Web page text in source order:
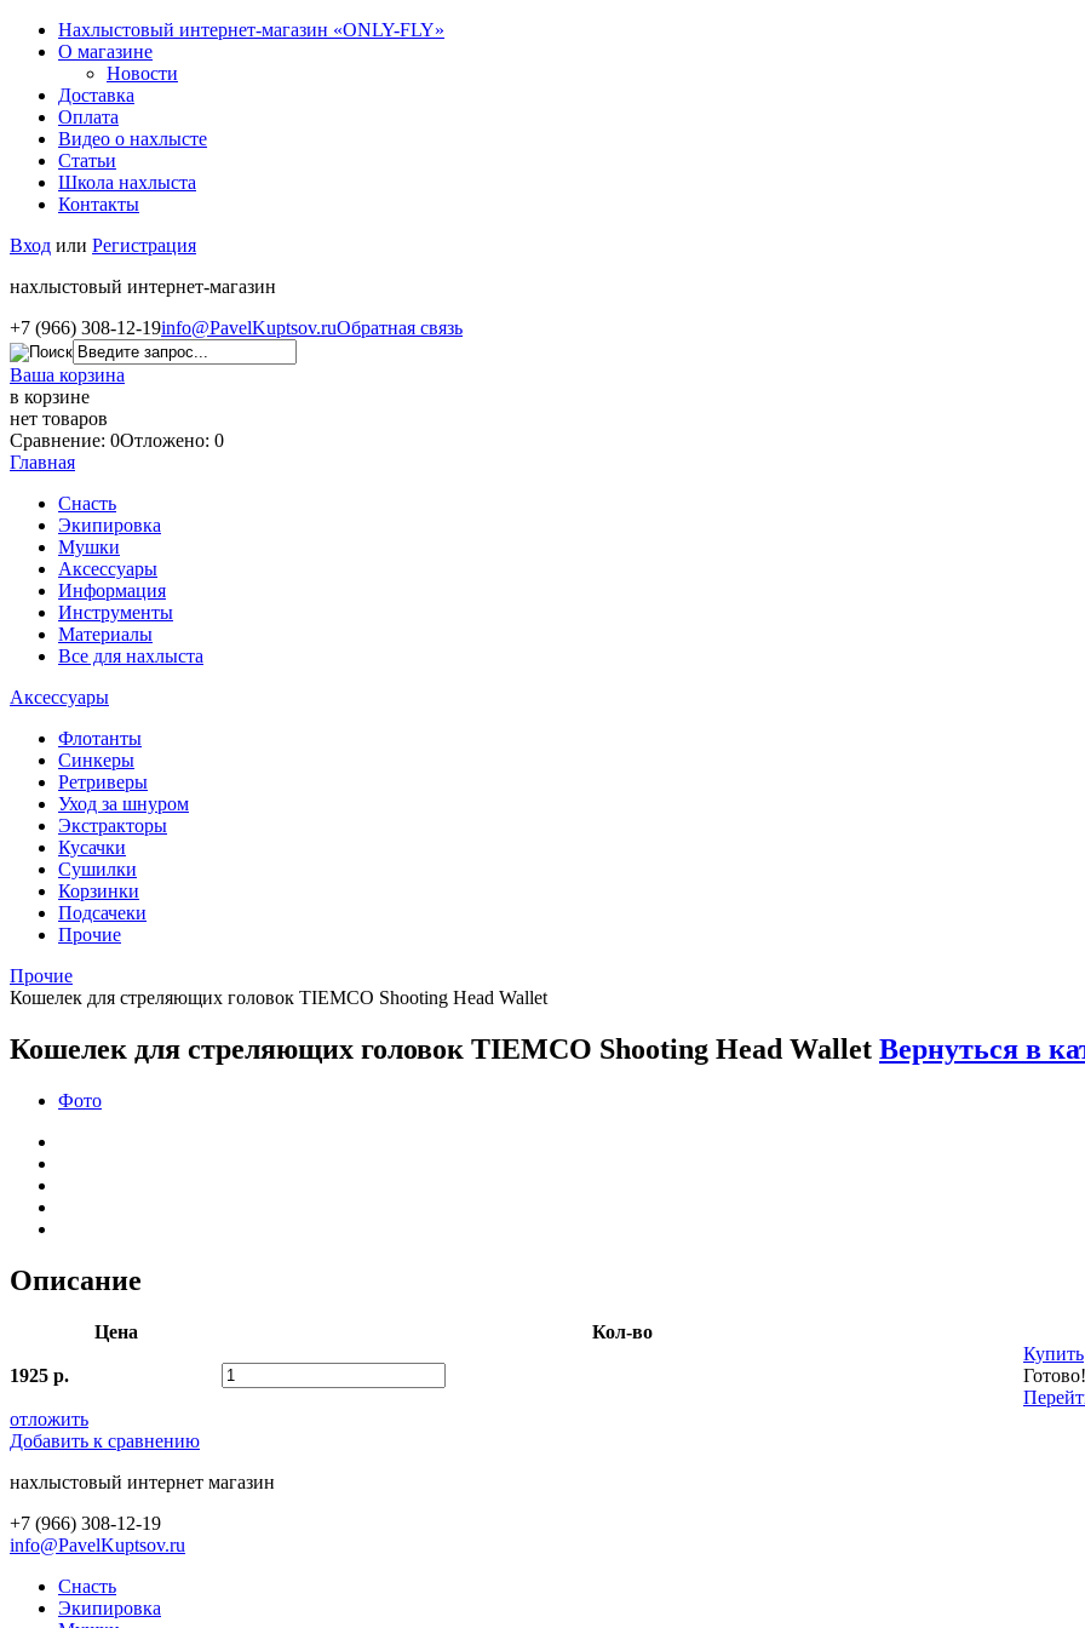
Нахлыстовый интернет-магазин «ONLY-FLY»
О магазине
Новости
Доставка
Оплата
Видео о нахлысте
Статьи
Школа нахлыста
Контакты
Вход или Регистрация
нахлыстовый интернет-магазин
+7 (966) 308-12-19info@PavelKuptsov.ruОбратная связь
Ваша корзина
в корзине
нет товаров
Сравнение: 0Отложено: 0
Главная
Снасть
Экипировка
Мушки
Аксессуары
Информация
Инструменты
Материалы
Все для нахлыста
Аксессуары
Флотанты
Синкеры
Ретриверы
Уход за шнуром
Экстракторы
Кусачки
Сушилки
Корзинки
Подсачеки
Прочие
Прочие
Кошелек для стреляющих головок TIEMCO Shooting Head Wallet
Кошелек для стреляющих головок TIEMCO Shooting Head Wallet Вернуться в
Фото
Описание
Цена Кол-во
1925 р.
Купить
Готово!
отложить
Добавить к сравнению
нахлыстовый интернет магазин
+7 (966) 308-12-19
info@PavelKuptsov.ru
Снасть
Экипировка